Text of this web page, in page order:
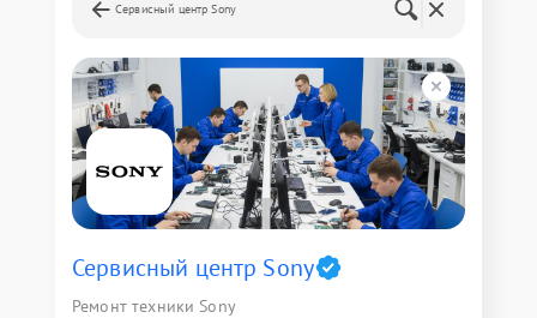
Сервисный центр Sony
Сервисный центр Sony
Ремонт техники Sony